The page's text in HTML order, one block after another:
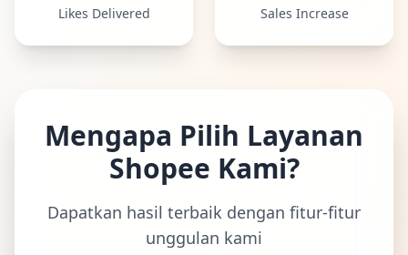
Likes Delivered Sales Increase
Mengapa Pilih Layanan
Shopee Kami?
Dapatkan hasil terbaik dengan fitur-fitur
unggulan kami